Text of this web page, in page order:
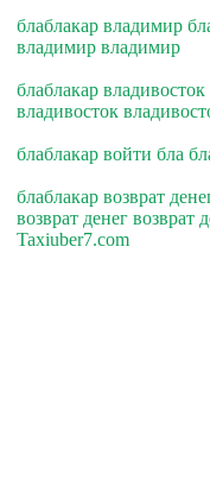
блаблакар владимир
владимир владимир
блаблакар
владивосток
блаблакар войти бла
блаблакар возврат
возврат денег возврат
Taxiuber7.com